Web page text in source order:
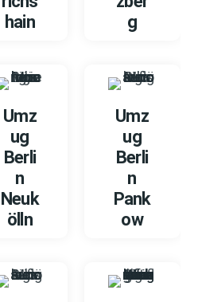
hain
g
Umz
ug
Berli
n
Neuk
ölln
Umz
ug
Berli
n
Pank
ow